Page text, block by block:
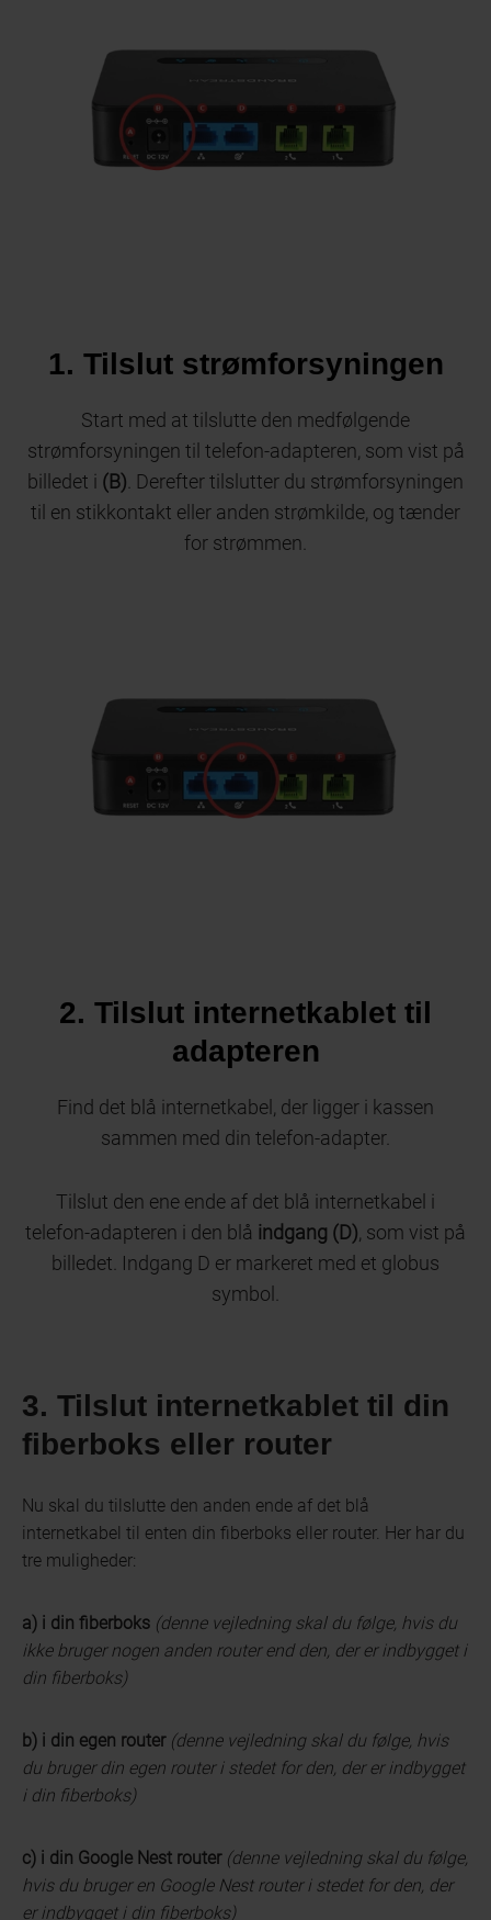
1. Tilslut strømforsyningen
Start med at tilslutte den medfølgende
strømforsyningen til telefon-adapteren, som vist på
billedet i (B) . Derefter tilslutter du strømforsyningen
til en stikkontakt eller anden strømkilde, og tænder
for strømmen.
2. Tilslut internetkablet til
adapteren
Find det blå internetkabel, der ligger i kassen
sammen med din telefon-adapter.
Tilslut den ene ende af det blå internetkabel i
telefon-adapteren i den blå indgang (D) , som vist på
billedet. Indgang D er markeret med et globus
symbol.
3. Tilslut internetkablet til din
fiberboks eller router
Nu skal du tilslutte den anden ende af det blå
internetkabel til enten din fiberboks eller router. Her har du
tre muligheder:
a) i din fiberboks (denne vejledning skal du følge, hvis du
ikke bruger nogen anden router end den, der er indbygget i
din fiberboks)
b) i din egen router (denne vejledning skal du følge, hvis
du bruger din egen router i stedet for den, der er indbygget
i din fiberboks)
c) i din Google Nest router (denne vejledning skal du følge,
hvis du bruger en Google Nest router i stedet for den, der
er indbygget i din fiberboks)